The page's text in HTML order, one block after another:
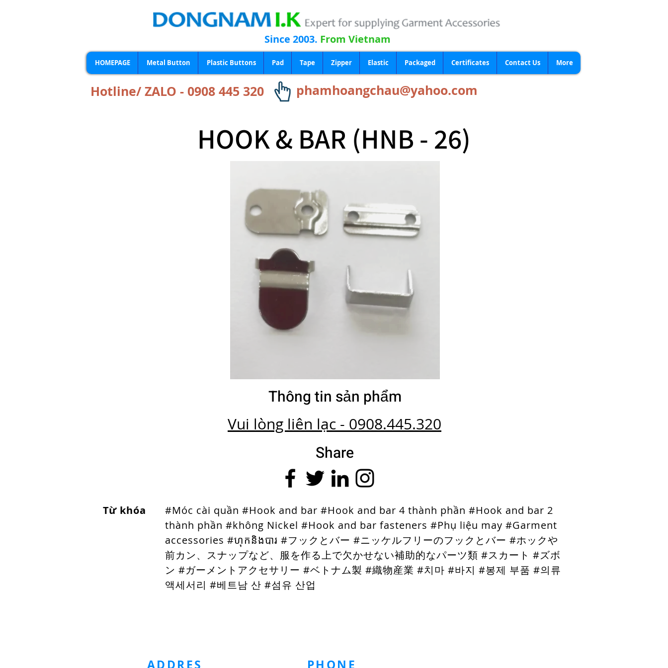
Since 2003. From Vietnam
HOMEPAGE Metal Button Plastic Buttons Pad Tape Zipper Elastic Packaged Certificates Contact Us More
Hotline/ ZALO - 0908 445 320 phamhoangchau@yahoo.com
HOOK & BAR (HNB - 26)
Thông tin sản phẩm
Vui lòng liên lạc - 0908.445.320
Share
Từ khóa
#Móc cài quần #Hook and bar #Hook and bar 4 thành phần #Hook and bar 2
thành phần #không Nickel #Hook and bar fasteners #Phụ liệu may #Garment
accessories #ហុកនិងបារ #フックとバー #ニッケルフリーのフックとバー #ホックや
前カン、スナップなど、服を作る上で欠かせない補助的なパーツ類 #スカート #ズボ
ン #ガーメントアクセサリー #ベトナム製 #織物産業 #치마 #바지 #봉제 부품 #의류
액세서리 #베트남 산 #섬유 산업
ADDRES PHONE